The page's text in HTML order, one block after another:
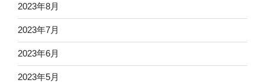
2023年8月
2023年7月
2023年6月
2023年5月